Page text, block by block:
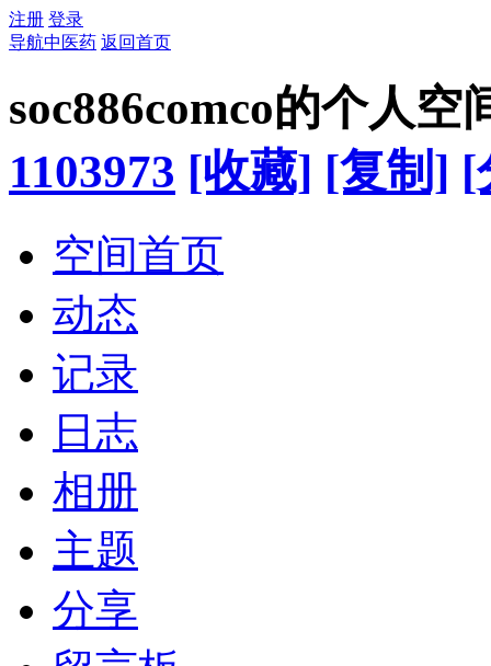
注册 登录
导航中医药 返回首页
soc886comco的个人空
1103973 [收藏] [复制] [
空间首页
动态
记录
日志
相册
主题
分享